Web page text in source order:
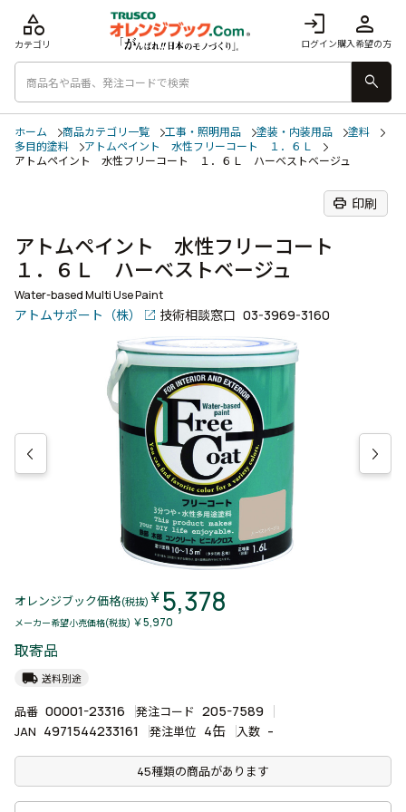
login
ログイン
person
購入希望の方
category
カテゴリ
search
ホーム 商品カテゴリ一覧 工事・照明用品 塗装・内装用品
塗料
多目的塗料
アトムペイント 水性フリーコート １．６Ｌ
アトムペイント 水性フリーコート １．６Ｌ ハーベストベージュ
print 印刷
アトムペイント 水性フリーコート
１．６Ｌ ハーベストベージュ
Water-based Multi Use Paint
アトムサポート（株） 技術相談窓口 03-3969-3160
オレンジブック価格(税抜) ￥5,378
メーカー希望小売価格(税抜) ￥5,970
取寄品
local_shipping 送料別途
品番 00001-23316 発注コード 205-7589
JAN 4971544233161 発注単位 4缶 入数 -
45種類の商品があります